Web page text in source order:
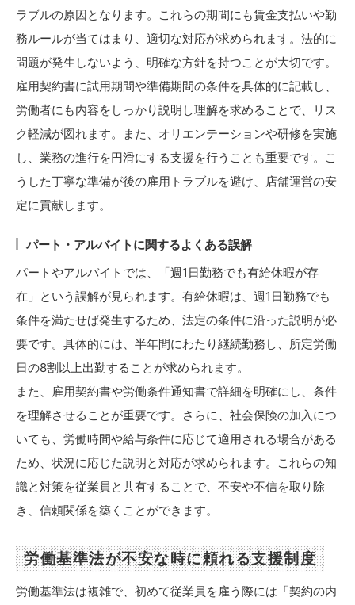
ラブルの原因となります。これらの期間にも賃金支払いや勤
務ルールが当てはまり、適切な対応が求められます。法的に
問題が発生しないよう、明確な方針を持つことが大切です。
雇用契約書に試用期間や準備期間の条件を具体的に記載し、
労働者にも内容をしっかり説明し理解を求めることで、リス
ク軽減が図れます。また、オリエンテーションや研修を実施
し、業務の進行を円滑にする支援を行うことも重要です。こ
うした丁寧な準備が後の雇用トラブルを避け、店舗運営の安
定に貢献します。
パート・アルバイトに関するよくある誤解
パートやアルバイトでは、「週1日勤務でも有給休暇が存
在」という誤解が見られます。有給休暇は、週1日勤務でも
条件を満たせば発生するため、法定の条件に沿った説明が必
要です。具体的には、半年間にわたり継続勤務し、所定労働
日の8割以上出勤することが求められます。
また、雇用契約書や労働条件通知書で詳細を明確にし、条件
を理解させることが重要です。さらに、社会保険の加入につ
いても、労働時間や給与条件に応じて適用される場合がある
ため、状況に応じた説明と対応が求められます。これらの知
識と対策を従業員と共有することで、不安や不信を取り除
き、信頼関係を築くことができます。
労働基準法が不安な時に頼れる支援制度
労働基準法は複雑で、初めて従業員を雇う際には「契約の内